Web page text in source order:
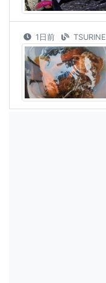
1日前